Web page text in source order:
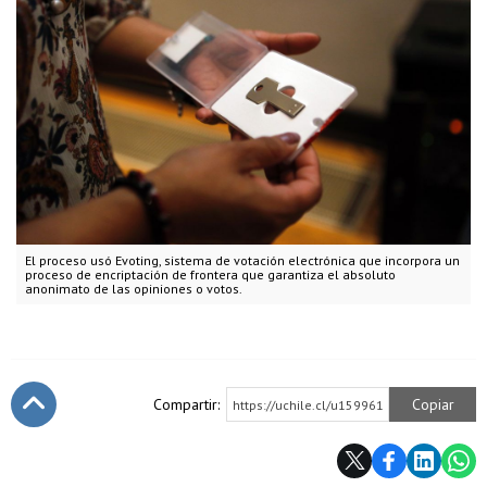
El proceso usó Evoting, sistema de votación electrónica que incorpora un
proceso de encriptación de frontera que garantiza el absoluto
anonimato de las opiniones o votos.
Compartir: https://uchile.cl/u159961 Copiar